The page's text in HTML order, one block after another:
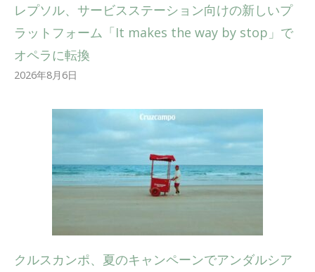
レプソル、サービスステーション向けの新しいプ
ラットフォーム「It makes the way by stop」で
オペラに転換
2026年8月6日
クルスカンポ、夏のキャンペーンでアンダルシア